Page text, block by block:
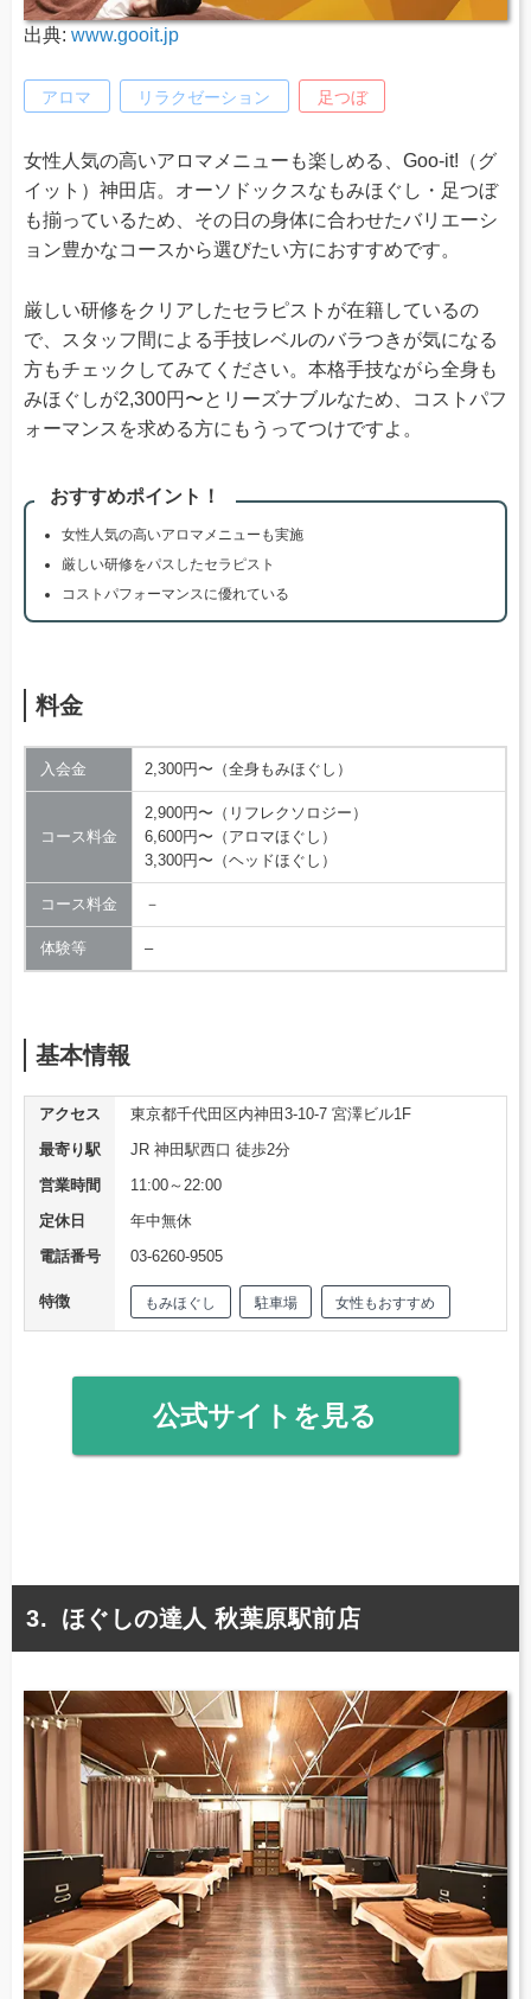
出典: www.gooit.jp
アロマ リラクゼーション 足つぼ
女性人気の高いアロマメニューも楽しめる、Goo-it!（グ
イット）神田店。オーソドックスなもみほぐし・足つぼ
も揃っているため、その日の身体に合わせたバリエーシ
ョン豊かなコースから選びたい方におすすめです。
厳しい研修をクリアしたセラピストが在籍しているの
で、スタッフ間による手技レベルのバラつきが気になる
方もチェックしてみてください。本格手技ながら全身も
みほぐしが2,300円〜とリーズナブルなため、コストパフ
ォーマンスを求める方にもうってつけですよ。
おすすめポイント！
女性人気の高いアロマメニューも実施
厳しい研修をパスしたセラピスト
コストパフォーマンスに優れている
料金
入会金 2,300円〜（全身もみほぐし）
コース料金
2,900円〜（リフレクソロジー）
6,600円〜（アロマほぐし）
3,300円〜（ヘッドほぐし）
コース料金 －
体験等 –
基本情報
アクセス
東京都千代田区内神田3-10-7 宮澤ビル1F
最寄り駅
JR 神田駅西口 徒歩2分
営業時間
11:00～22:00
定休日
年中無休
電話番号
03-6260-9505
特徴 もみほぐし 駐車場 女性もおすすめ
公式サイトを見る
ほぐしの達人 秋葉原駅前店